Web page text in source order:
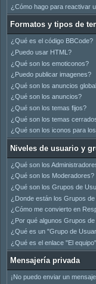
¿Cómo hago para reactivar
Formatos y tipos de
¿Qué es el código BBCode?
¿Puedo usar HTML?
¿Qué son los emoticonos?
¿Puedo publicar imagenes?
¿Qué son los anuncios
¿Qué son los anuncios?
¿Qué son los temas fijos?
¿Qué son los temas
¿Qué son los iconos para
Niveles de usuario y
¿Qué son los
¿Qué son los Moderadores?
¿Qué son los Grupos de
¿Donde están los Grupos
¿Cómo me convierto en
¿Por qué algunos Grupos
¿Qué es un "Grupo de
¿Qué es el enlace "El
Mensajería privada
¡No puedo enviar un